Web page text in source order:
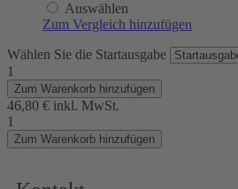
Auswählen
Zum Vergleich hinzufügen
Wählen Sie die Startausgabe
1
Zum Warenkorb hinzufügen
46,80 € inkl. MwSt.
1
Zum Warenkorb hinzufügen